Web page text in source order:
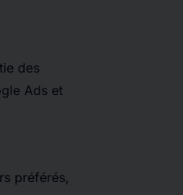
des
Ads et
préférés,